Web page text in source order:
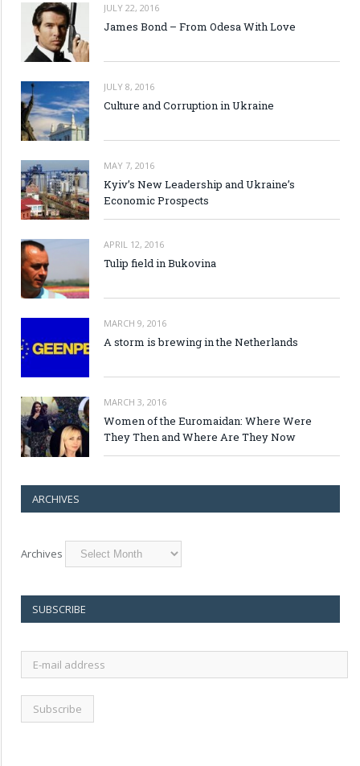
JULY 22, 2016
James Bond – From Odesa With Love
JULY 8, 2016
Culture and Corruption in Ukraine
MAY 7, 2016
Kyiv’s New Leadership and Ukraine’s
Economic Prospects
APRIL 12, 2016
Tulip field in Bukovina
MARCH 9, 2016
A storm is brewing in the Netherlands
MARCH 3, 2016
Women of the Euromaidan: Where Were
They Then and Where Are They Now
ARCHIVES
Archives
SUBSCRIBE
mail